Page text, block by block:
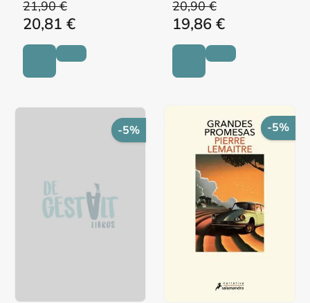
21,90 €
20,81 €
20,90 €
19,86 €
-5% -5%